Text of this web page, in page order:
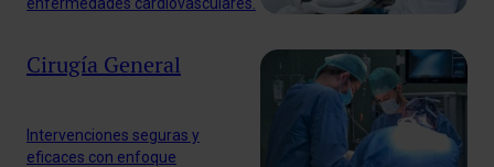
Cirugía General
Intervenciones seguras y
eficaces con enfoque